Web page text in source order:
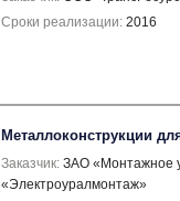
Сроки реализации: 2016
Металлоконструкции
Заказчик: ЗАО «Монтажное
«Электроуралмонтаж»